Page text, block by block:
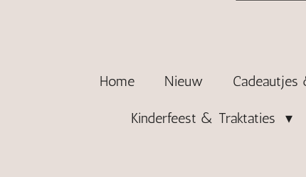
Home Nieuw
Kinderfeest & Traktaties